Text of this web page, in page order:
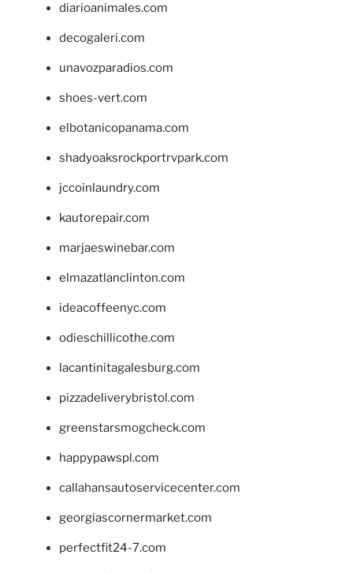
diarioanimales.com
decogaleri.com
unavozparadios.com
shoes-vert.com
elbotanicopanama.com
shadyoaksrockportrvpark.com
jccoinlaundry.com
kautorepair.com
marjaeswinebar.com
elmazatlanclinton.com
ideacoffeenyc.com
odieschillicothe.com
lacantinitagalesburg.com
pizzadeliverybristol.com
greenstarsmogcheck.com
happypawspl.com
callahansautoservicecenter.com
georgiascornermarket.com
perfectfit24-7.com